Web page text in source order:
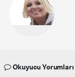
Okuyucu Yorumları